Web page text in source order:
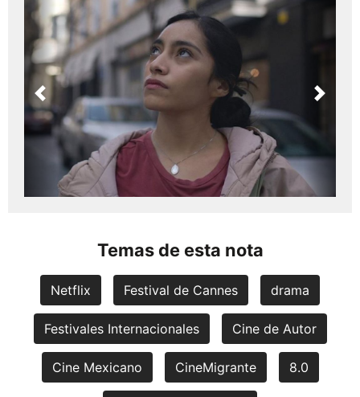
Previous Next
Temas de esta nota
Netflix Festival de Cannes drama
Festivales Internacionales Cine de Autor
Cine Mexicano CineMigrante 8.0